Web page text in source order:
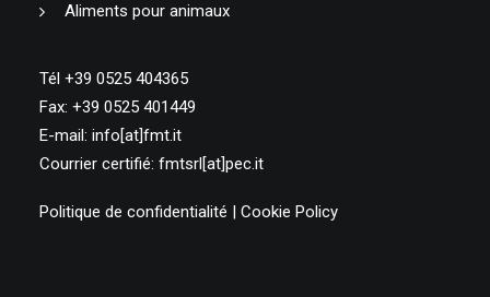
Aliments pour animaux
Tél +39 0525 404365
Fax: +39 0525 401449
E-mail: info[at]fmt.it
Courrier certifié: fmtsrl[at]pec.it
Politique de confidentialité | Cookie Policy